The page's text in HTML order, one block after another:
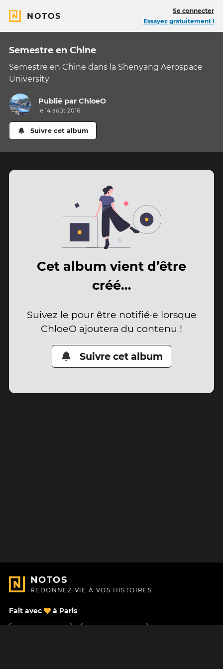
NOTOS
Se connecter
Essayez gratuitement !
Semestre en Chine
Semestre en Chine dans la Shenyang Aerospace
University
Publié parChloeO
le 14 août 2016
Suivre cet album
Cet album vient d’être
créé…
Suivez le pour être notifié·e lorsque
ChloeO ajoutera du contenu !
Suivre cet album
NOTOS
REDONNEZ VIE À VOS HISTOIRES
Fait avec à Paris